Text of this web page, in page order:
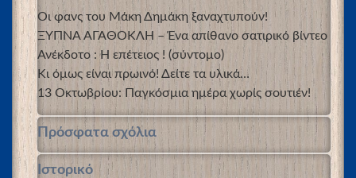
Οι φανς του Μάκη Δημάκη ξαναχτυπούν!
ΞΥΠΝΑ ΑΓΑΘΟΚΛΗ – Ένα απίθανο σατιρικό βίντεο
Ανέκδοτο : Η επέτειος ! (σύντομο)
Κι όμως είναι πρωινό! Δείτε τα υλικά…
13 Οκτωβρίου: Παγκόσμια ημέρα χωρίς σουτιέν!
Πρόσφατα σχόλια
Ιστορικό